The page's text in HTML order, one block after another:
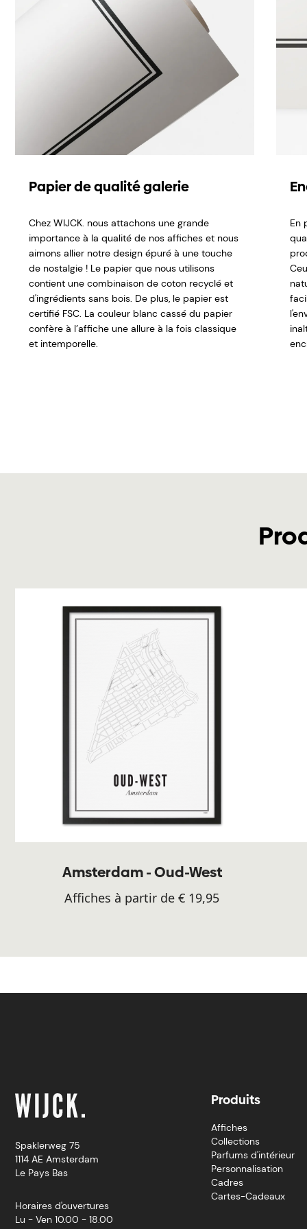
Papier de qualité galerie
Chez WIJCK. nous attachons une grande
importance à la qualité de nos affiches et nous
aimons allier notre design épuré à une touche
de nostalgie ! Le papier que nous utilisons
contient une combinaison de coton recyclé et
d'ingrédients sans bois. De plus, le papier est
certifié FSC. La couleur blanc cassé du papier
confère à l’affiche une allure à la fois classique
et intemporelle.
En
Amsterdam - Oud-West
Affiches à partir de € 19,95
Spaklerweg 75
1114 AE Amsterdam
Le Pays Bas
Horaires d'ouvertures
Lu - Ven 10.00 - 18.00
Produits
Affiches
Collections
Parfums d'intérieur
Personnalisation
Cadres
Cartes-Cadeaux